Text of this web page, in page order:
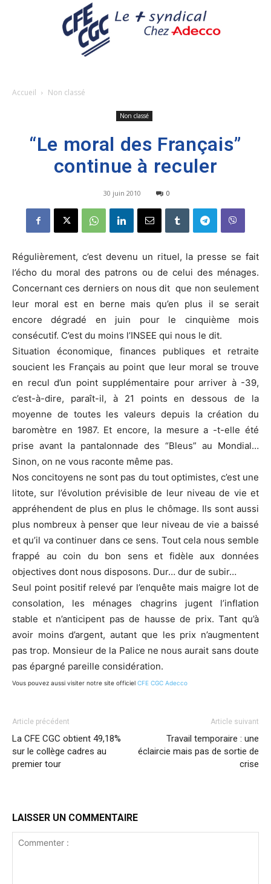
Accueil Non classé
Non classé
“Le moral des Français”
continue à reculer
30 juin 2010 0
Régulièrement, c’est devenu un rituel, la presse se fait
l’écho du moral des patrons ou de celui des ménages.
Concernant ces derniers on nous dit que non seulement
leur moral est en berne mais qu’en plus il se serait
encore dégradé en juin pour le cinquième mois
consécutif. C’est du moins l’INSEE qui nous le dit.
Situation économique, finances publiques et retraite
soucient les Français au point que leur moral se trouve
en recul d’un point supplémentaire pour arriver à -39,
c’est-à-dire, paraît-il, à 21 points en dessous de la
moyenne de toutes les valeurs depuis la création du
baromètre en 1987. Et encore, la mesure a -t-elle été
prise avant la pantalonnade des “Bleus” au Mondial…
Sinon, on ne vous raconte même pas.
Nos concitoyens ne sont pas du tout optimistes, c’est une
litote, sur l’évolution prévisible de leur niveau de vie et
appréhendent de plus en plus le chômage. Ils sont aussi
plus nombreux à penser que leur niveau de vie a baissé
et qu’il va continuer dans ce sens. Tout cela nous semble
frappé au coin du bon sens et fidèle aux données
objectives dont nous disposons. Dur… dur de subir…
Seul point positif relevé par l’enquête mais maigre lot de
consolation, les ménages chagrins jugent l’inflation
stable et n’anticipent pas de hausse de prix. Tant qu’à
avoir moins d’argent, autant que les prix n’augmentent
pas trop. Monsieur de la Palice ne nous aurait sans doute
pas épargné pareille considération.
Vous pouvez aussi visiter notre site officiel CFE CGC Adecco
Article précédent
La CFE CGC obtient 49,18%
sur le collège cadres au
premier tour
Article suivant
Travail temporaire : une
éclaircie mais pas de sortie de
crise
LAISSER UN COMMENTAIRE